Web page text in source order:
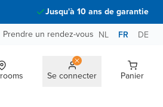
Jusqu'à 10 ans de garantie
Prendre un rendez-vous NL FR DE
Se connecter Panier